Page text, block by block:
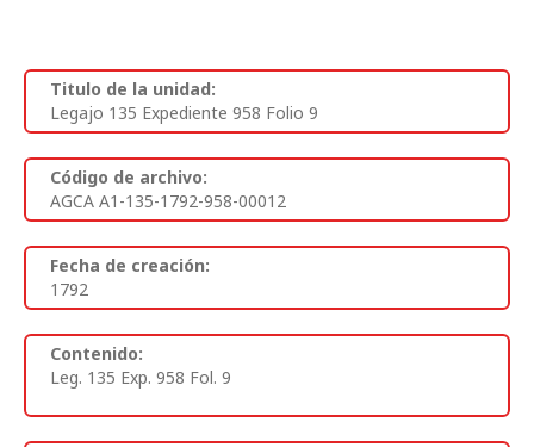
Titulo de la unidad:
Legajo 135 Expediente 958 Folio 9
Código de archivo:
AGCA A1-135-1792-958-00012
Fecha de creación:
1792
Contenido:
Leg. 135 Exp. 958 Fol. 9